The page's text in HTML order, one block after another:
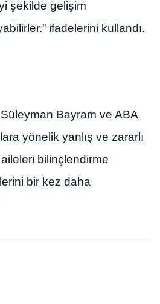
şekilde gelişim
ifadelerini kullandı.
Süleyman Bayram ve ABA
yönelik yanlış ve zararlı
bilinçlendirme
bir kez daha